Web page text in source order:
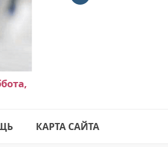
КАРТА САЙТА